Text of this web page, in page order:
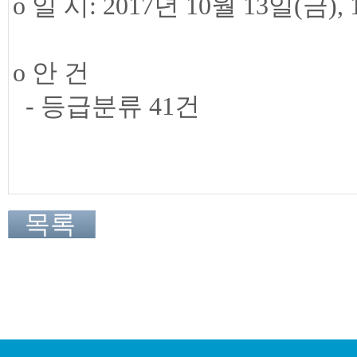
o 안 건
- 등급분류 41건
목록